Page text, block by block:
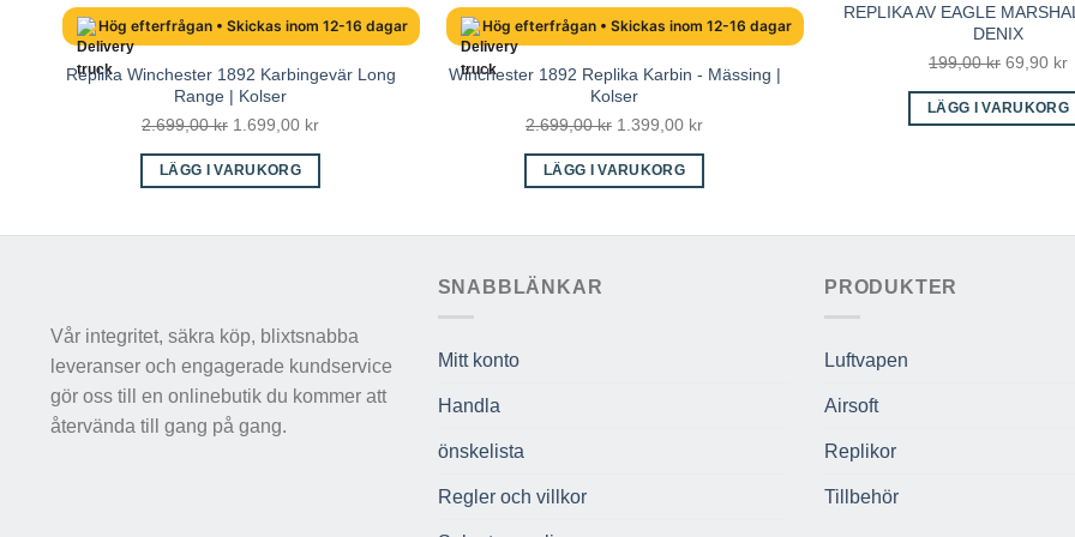
Hög efterfrågan • Skickas inom 12-16 dagar
Replika Winchester 1892 Karbingevär Long
Range | Kolser
2.699,00kr Det
ursprungliga
priset
2.699,00 kr.
1.699,00 krDet
nuvarande
1.699,00 kr.
LÄGG I VARUKORG
Hög efterfrågan • Skickas inom 12-16 dagar
Winchester 1892 Replika Karbin - Mässing |
Kolser
2.699,00kr Det
ursprungliga
priset
2.699,00 kr.
1.399,00 krDet
nuvarande
1.399,00 kr.
LÄGG I VARUKORG
REPLIKA AV EAGLE
DENIX
199,00kr Det
priset
69,90 kr
LÄGG I VARUKORG
Vår integritet, säkra köp, blixtsnabba
leveranser och engagerade kundservice
gör oss till en onlinebutik du kommer att
återvända till gang på gang.
SNABBLÄNKAR
Mitt konto
Handla
önskelista
Regler och villkor
PRODUKTER
Luftvapen
Airsoft
Replikor
Tillbehör